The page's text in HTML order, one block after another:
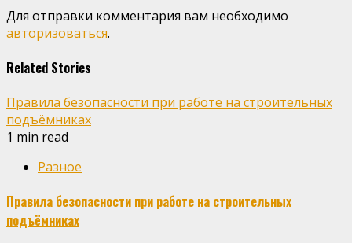
Для отправки комментария вам необходимо
авторизоваться.
Related Stories
Правила безопасности при работе на строительных
подъёмниках
1 min read
Разное
Правила безопасности при работе на строительных
подъёмниках